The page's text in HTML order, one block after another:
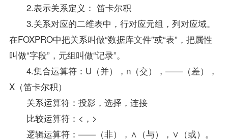
2.表示关系定义： 笛卡尔积
3.关系对应的二维表中，行对应元组，列对应域。
在FOXPRO中把关系叫做“数据库文件”或“表”，把属性
叫做“字段”，元组叫做“记录”。
4.集合运算符：U（并），n（交），——（差），
X（笛卡尔积）
关系运算符：投影，选择，连接
比较运算符：<，>
逻辑运算符：——（非），∧（与），∨（或）。